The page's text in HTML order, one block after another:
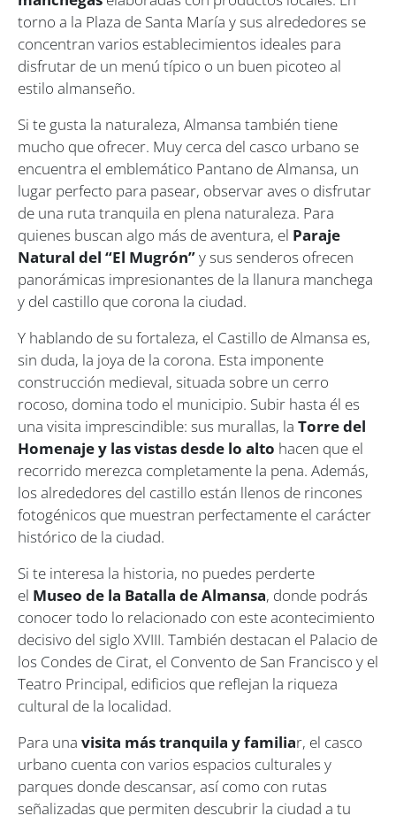
torno a la Plaza de Santa María y sus alrededores se
concentran varios establecimientos ideales para
disfrutar de un menú típico o un buen picoteo al
estilo almanseño.
Si te gusta la naturaleza, Almansa también tiene
mucho que ofrecer. Muy cerca del casco urbano se
encuentra el emblemático Pantano de Almansa, un
lugar perfecto para pasear, observar aves o disfrutar
de una ruta tranquila en plena naturaleza. Para
quienes buscan algo más de aventura, el Paraje
Natural del “El Mugrón”y sus senderos ofrecen
panorámicas impresionantes de la llanura manchega
y del castillo que corona la ciudad.
Y hablando de su fortaleza, el Castillo de Almansa es,
sin duda, la joya de la corona. Esta imponente
construcción medieval, situada sobre un cerro
rocoso, domina todo el municipio. Subir hasta él es
una visita imprescindible: sus murallas, la Torre del
Homenaje y las vistas desde lo alto hacen que el
recorrido merezca completamente la pena. Además,
los alrededores del castillo están llenos de rincones
fotogénicos que muestran perfectamente el carácter
histórico de la ciudad.
Si te interesa la historia, no puedes perderte
el Museo de la Batalla de Almansa, donde podrás
conocer todo lo relacionado con este acontecimiento
decisivo del siglo XVIII. También destacan el Palacio de
los Condes de Cirat, el Convento de San Francisco y el
Teatro Principal, edificios que reflejan la riqueza
cultural de la localidad.
Para una visita más tranquila y familiar, el casco
urbano cuenta con varios espacios culturales y
parques donde descansar, así como con rutas
señalizadas que permiten descubrir la ciudad a tu